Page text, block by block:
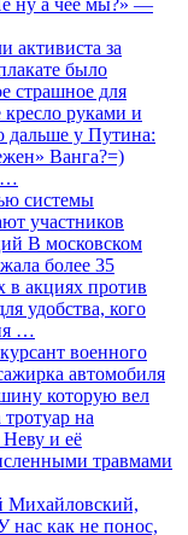
активиста за
было
страшное для
руками и
дальше у Путина:
Ванга?=)
…
системы
участников
В московском
более 35
в акциях против
удобства, кого
…
военного
автомобиля
которую вел
на
и её
травмами
Михайловский,
нас как не понос,